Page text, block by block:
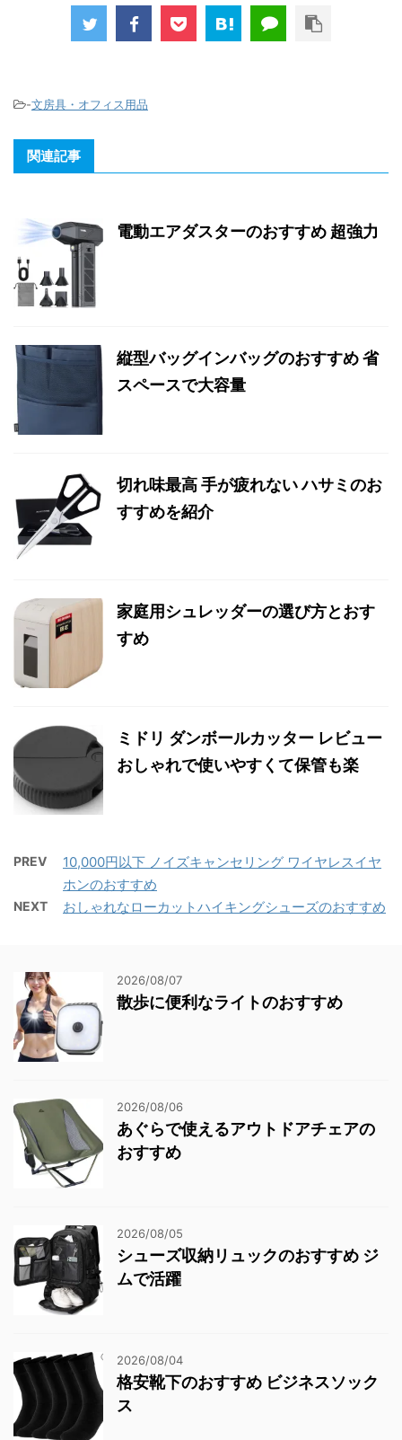
-文房具・オフィス用品
関連記事
電動エアダスターのおすすめ 超強力
縦型バッグインバッグのおすすめ 省
スペースで大容量
切れ味最高 手が疲れない ハサミのお
すすめを紹介
家庭用シュレッダーの選び方とおす
すめ
ミドリ ダンボールカッター レビュー
おしゃれで使いやすくて保管も楽
PREV
10,000円以下 ノイズキャンセリング ワイヤレスイヤ
ホンのおすすめ
NEXT おしゃれなローカットハイキングシューズのおすすめ
2026/08/07
散歩に便利なライトのおすすめ
2026/08/06
あぐらで使えるアウトドアチェアの
おすすめ
2026/08/05
シューズ収納リュックのおすすめ ジ
ムで活躍
2026/08/04
格安靴下のおすすめ ビジネスソック
ス